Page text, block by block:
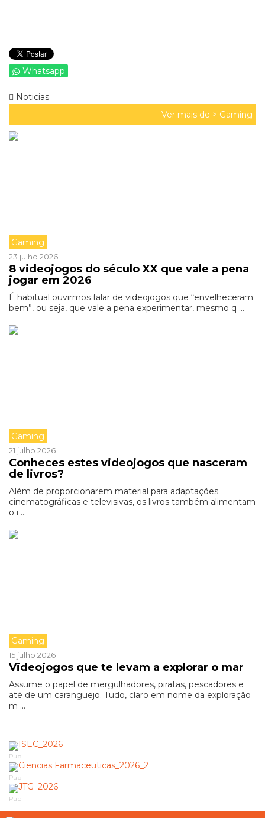
Whatsapp
Noticias
Ver mais de > Gaming
Gaming
23 julho 2026
8 videojogos do século XX que vale a pena
jogar em 2026
É habitual ouvirmos falar de videojogos que “envelheceram
bem”, ou seja, que vale a pena experimentar, mesmo q ...
Gaming
21 julho 2026
Conheces estes videojogos que nasceram
de livros?
Além de proporcionarem material para adaptações
cinematográficas e televisivas, os livros também alimentam
o i ...
Gaming
15 julho 2026
Videojogos que te levam a explorar o mar
Assume o papel de mergulhadores, piratas, pescadores e
até de um caranguejo. Tudo, claro em nome da exploração
m ...
Pub
Pub
Pub